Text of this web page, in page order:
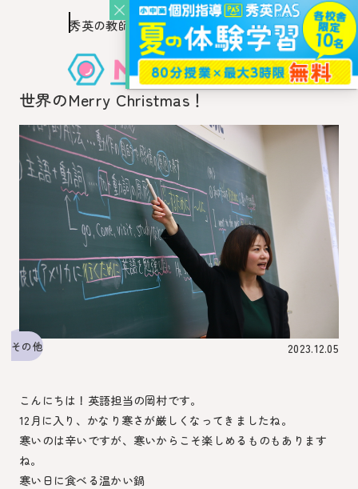
このページの本文へ移動
秀英の教師を知り、
秀英の教師から教わるウェブ・メディア
世界のMerry Christmas！
その他 2023.12.05
こんにちは！英語担当の岡村です。
12月に入り、かなり寒さが厳しくなってきましたね。
寒いのは辛いですが、寒いからこそ楽しめるものもあります
ね。
寒い日に食べる温かい鍋